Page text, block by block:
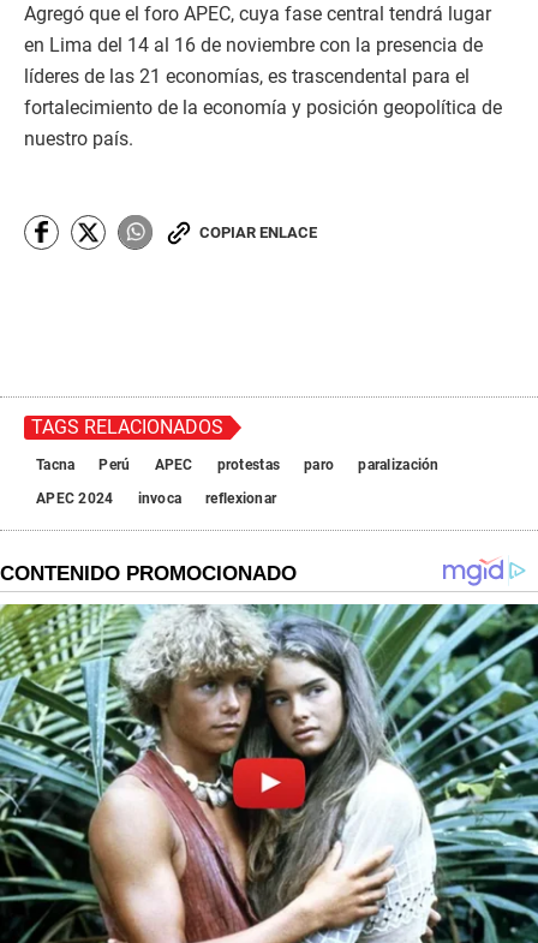
Agregó que el foro APEC, cuya fase central tendrá lugar
en Lima del 14 al 16 de noviembre con la presencia de
líderes de las 21 economías, es trascendental para el
fortalecimiento de la economía y posición geopolítica de
nuestro país.
COPIAR ENLACE
TAGS RELACIONADOS
Tacna Perú APEC protestas paro
paralización
APEC 2024
invoca reflexionar